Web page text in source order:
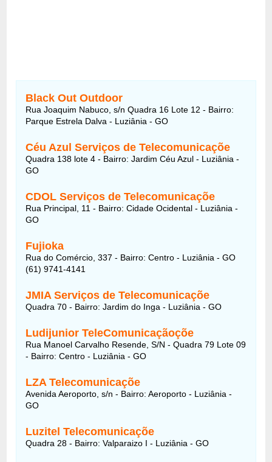
Black Out Outdoor
Rua Joaquim Nabuco, s/n Quadra 16 Lote 12 - Bairro:
Parque Estrela Dalva - Luziânia - GO
Céu Azul Serviços de Telecomunicaçõe
Quadra 138 lote 4 - Bairro: Jardim Céu Azul - Luziânia -
GO
CDOL Serviços de Telecomunicaçõe
Rua Principal, 11 - Bairro: Cidade Ocidental - Luziânia -
GO
Fujioka
Rua do Comércio, 337 - Bairro: Centro - Luziânia - GO
(61) 9741-4141
JMIA Serviços de Telecomunicaçõe
Quadra 70 - Bairro: Jardim do Inga - Luziânia - GO
Ludijunior TeleComunicaçãoçõe
Rua Manoel Carvalho Resende, S/N - Quadra 79 Lote 09
- Bairro: Centro - Luziânia - GO
LZA Telecomunicaçõe
Avenida Aeroporto, s/n - Bairro: Aeroporto - Luziânia -
GO
Luzitel Telecomunicaçõe
Quadra 28 - Bairro: Valparaizo I - Luziânia - GO